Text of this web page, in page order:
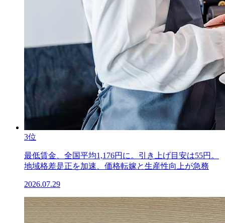
3位
最低賃金、全国平均1,176円に。引き上げ目安は55円。
地域格差是正を加速、価格転嫁と生産性向上が急務
2026.07.29